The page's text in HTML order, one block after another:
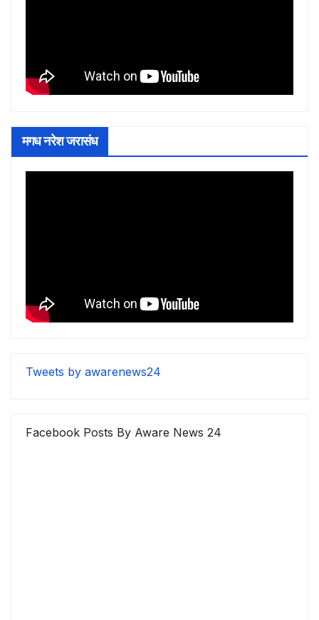
मगध नरेश जरासंध
Tweets by awarenews24
Facebook Posts By Aware News 24